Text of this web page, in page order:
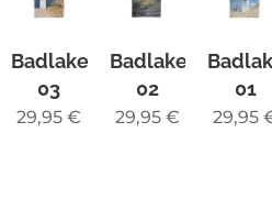
Badlaken
03
29,95 €
Badlaken
02
29,95€
01
29,95